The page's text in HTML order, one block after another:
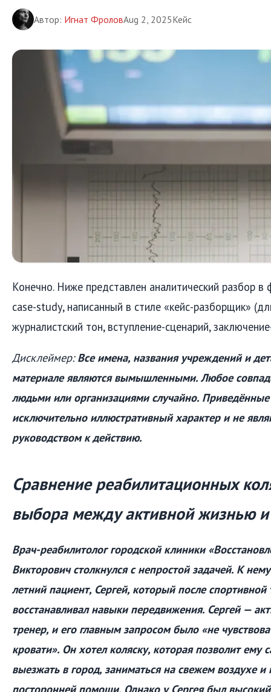
Автор: Игнат ФроловAug 2, 2025Кейс
Конечно. Ниже представлен аналитический разбор
case-study, написанный в стиле «кейс-разборщик»
журналистский тон, вступление-сценарий,
Дисклеймер:Все имена, названия учреждений и
материале являются вымышленными. Любое
людьми или организациями случайно.
исключительно иллюстративный характер и не
руководством к действию.
Сравнение реабилитационных
выбора между активной жизнью и
Врач-реабилитолог городской клиники
Викторович столкнулся с непростой задачей. К
летний пациент, Сергей, который после
восстанавливал навыки передвижения. Сергей —
тренер, и его главным запросом было «не
кровати». Он хотел коляску, которая позволит ему
выезжать в город, заниматься на свежем воздухе и